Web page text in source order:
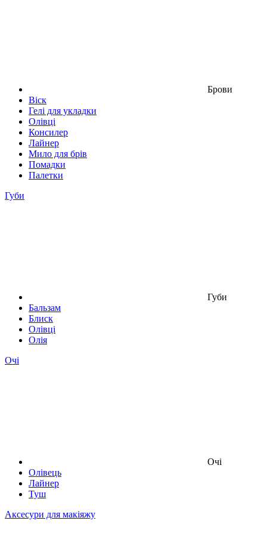
Брови
Віск
Гелі для укладки
Олівці
Консилер
Лайнер
Мило для брів
Помадки
Палетки
Губи
Губи
Бальзам
Блиск
Олівці
Олія
Очі
Очі
Олівець
Лайнер
Туш
Аксесури для макіяжу